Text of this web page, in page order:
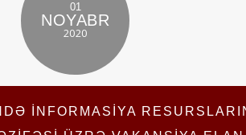
01
NOYABR
2020
İNFORMASIYA